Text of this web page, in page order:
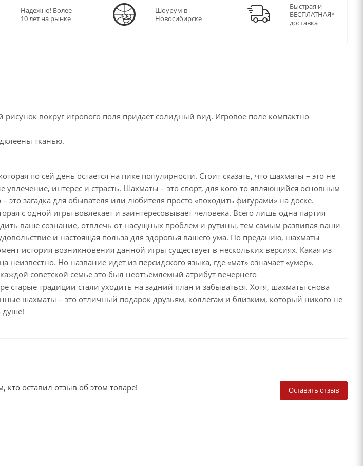
Надежно! Более
10 лет на рынке
Шоурум в
Новосибирске
Быстрая и
БЕСПЛАТНАЯ*
доставка
вокруг игрового поля придает солидный вид. Игровое поле компактно
тканью.
по сей день остается на пике популярности. Стоит сказать, что шахматы – это не
увлечение, интерес и страсть. Шахматы – это спорт, для кого-то являющийся основным
загадка для обывателя или любителя просто «походить фигурами» на доске.
с одной игры вовлекает и заинтересовывает человека. Всего лишь одна партия
ваше сознание, отвлечь от насущных проблем и рутины, тем самым развивая ваши
и настоящая польза для здоровья вашего ума. По преданию, шахматы
история возникновения данной игры существует в нескольких версиях. Какая из
Но название идет из персидского языка, где «мат» означает «умер».
советской семье это был неотъемлемый атрибут вечернего
традиции стали уходить на задний план и забываться. Хотя, шахматы снова
шахматы – это отличный подарок друзьям, коллегам и близким, который никого не
душе!
Оставить отзыв
кто оставил отзыв об этом товаре!